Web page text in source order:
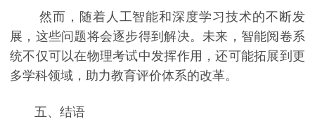
然而，随着人工智能和深度学习技术的不断发
展，这些问题将会逐步得到解决。未来，智能阅卷系
统不仅可以在物理考试中发挥作用，还可能拓展到更
多学科领域，助力教育评价体系的改革。
五、结语